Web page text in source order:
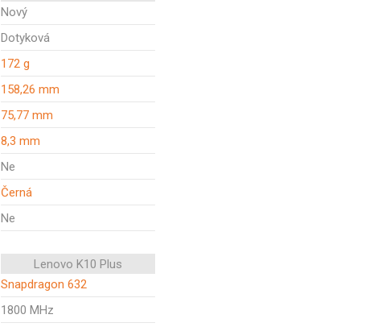
Nový
Dotyková
172 g
158,26 mm
75,77 mm
8,3 mm
Ne
Černá
Ne
Lenovo K10 Plus
Snapdragon 632
1800 MHz